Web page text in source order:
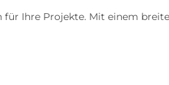
für Ihre Projekte. Mit einem